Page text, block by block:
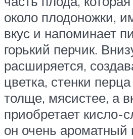
около плодоножки,
вкус и напоминает
горький перчик.
расширяется,
цветка, стенки
толще, мясистее, а
приобретает кисло-
он очень ароматный